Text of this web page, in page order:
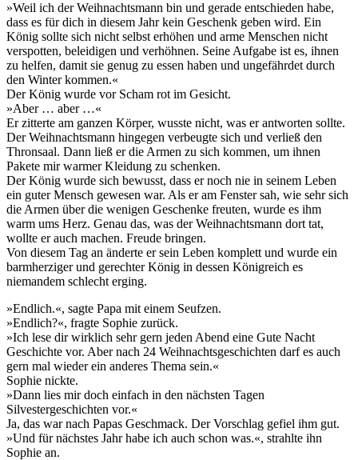
»Weil ich der Weihnachtsmann bin und gerade entschieden habe,
dass es für dich in diesem Jahr kein Geschenk geben wird. Ein
König sollte sich nicht selbst erhöhen und arme Menschen nicht
verspotten, beleidigen und verhöhnen. Seine Aufgabe ist es, ihnen
zu helfen, damit sie genug zu essen haben und ungefährdet durch
den Winter kommen.«
Der König wurde vor Scham rot im Gesicht.
»Aber … aber …«
Er zitterte am ganzen Körper, wusste nicht, was er antworten sollte.
Der Weihnachtsmann hingegen verbeugte sich und verließ den
Thronsaal. Dann ließ er die Armen zu sich kommen, um ihnen
Pakete mir warmer Kleidung zu schenken.
Der König wurde sich bewusst, dass er noch nie in seinem Leben
ein guter Mensch gewesen war. Als er am Fenster sah, wie sehr sich
die Armen über die wenigen Geschenke freuten, wurde es ihm
warm ums Herz. Genau das, was der Weihnachtsmann dort tat,
wollte er auch machen. Freude bringen.
Von diesem Tag an änderte er sein Leben komplett und wurde ein
barmherziger und gerechter König in dessen Königreich es
niemandem schlecht erging.
»Endlich.«, sagte Papa mit einem Seufzen.
»Endlich?«, fragte Sophie zurück.
»Ich lese dir wirklich sehr gern jeden Abend eine Gute Nacht
Geschichte vor. Aber nach 24 Weihnachtsgeschichten darf es auch
gern mal wieder ein anderes Thema sein.«
Sophie nickte.
»Dann lies mir doch einfach in den nächsten Tagen
Silvestergeschichten vor.«
Ja, das war nach Papas Geschmack. Der Vorschlag gefiel ihm gut.
»Und für nächstes Jahr habe ich auch schon was.«, strahlte ihn
Sophie an.